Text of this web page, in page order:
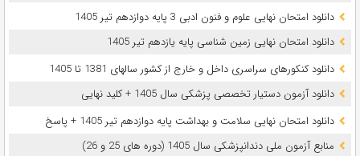
دانلود امتحان نهایی علوم و فنون ادبی 3 پایه دوازدهم تیر 1405
دانلود امتحان نهایی زمین شناسی پایه یازدهم تیر 1405
دانلود کنکورهای سراسری داخل و خارج از کشور سالهای 1381 تا 1405
دانلود آزمون دستیار تخصصی پزشکی سال 1405 + کلید نهایی
دانلود امتحان نهایی سلامت و بهداشت پایه دوازدهم تیر 1405 + پاسخ
ﻣﻨﺎﺑﻊ آزﻣﻮن ﻣﻠﯽ دندانپزشکی سال 1405 (دوره های 25 و 26)